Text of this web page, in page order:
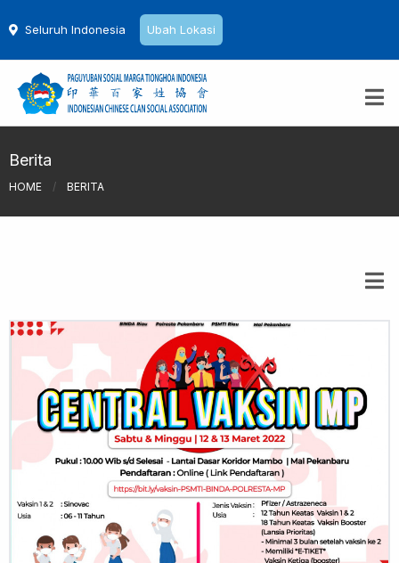
Seluruh Indonesia Ubah Lokasi
Berita
HOME / BERITA